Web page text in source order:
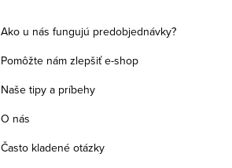
Ako u nás fungujú predobjednávky?
Pomôžte nám zlepšiť e-shop
Naše tipy a príbehy
O nás
Často kladené otázky